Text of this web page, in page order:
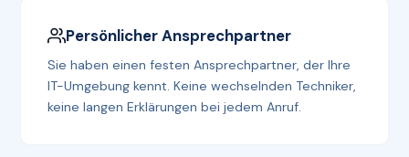
Persönlicher Ansprechpartner
Sie haben einen festen Ansprechpartner, der Ihre
IT-Umgebung kennt. Keine wechselnden Techniker,
keine langen Erklärungen bei jedem Anruf.